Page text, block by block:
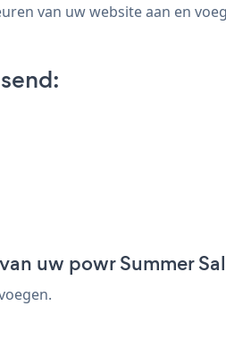
van uw website aan en
uw powr Summer